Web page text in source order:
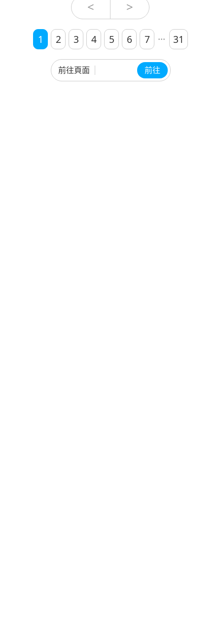
< >
1 2 3 4 5 6 7 ... 31
前往頁面 前往